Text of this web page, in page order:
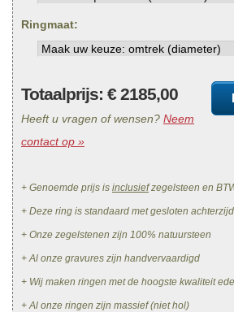
Ringmaat:
Totaalprijs: €2185,00
Heeft u vragen of wensen? Neem
contact op »
+ Genoemde prijs is inclusiefzegelsteen en
+ Deze ring is standaard met gesloten
+ Onze zegelstenen zijn 100% natuursteen
+ Al onze gravures zijn handvervaardigd
+ Wij maken ringen met de hoogste kwaliteit
+ Al onze ringen zijn massief (niet hol)